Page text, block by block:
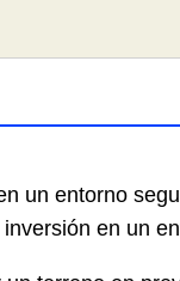
un entorno
en un